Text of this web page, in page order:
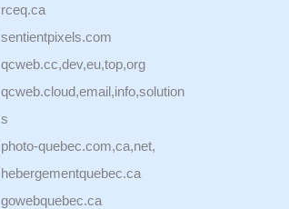
rceq.ca
sentientpixels.com
qcweb.cc,dev,eu,top,org
qcweb.cloud,email,info,solution
s
photo-quebec.com,ca,net,
hebergementquebec.ca
gowebquebec.ca